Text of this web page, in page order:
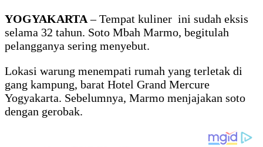
YOGYAKARTA– Tempat kuliner ini sudah eksis
selama 32 tahun. Soto Mbah Marmo, begitulah
pelangganya sering menyebut.
Lokasi warung menempati rumah yang terletak di
gang kampung, barat Hotel Grand Mercure
Yogyakarta. Sebelumnya, Marmo menjajakan soto
dengan gerobak.